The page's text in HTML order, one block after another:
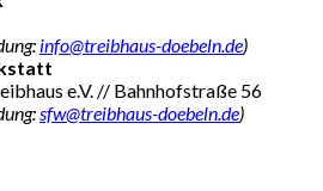
info@treibhaus-doebeln.de)
e.V. // Bahnhofstraße 56
sfw@treibhaus-doebeln.de)